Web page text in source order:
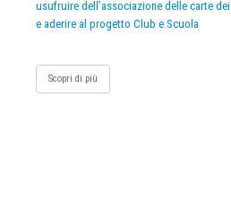
usufruire dell’associazione delle carte
e aderire al progetto Club e Scuola
Scopri di più